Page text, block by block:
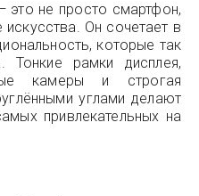
это не просто смартфон,
Он сочетает в
которые так
Тонкие рамки дисплея,
камеры и строгая
углами делают
привлекательных на